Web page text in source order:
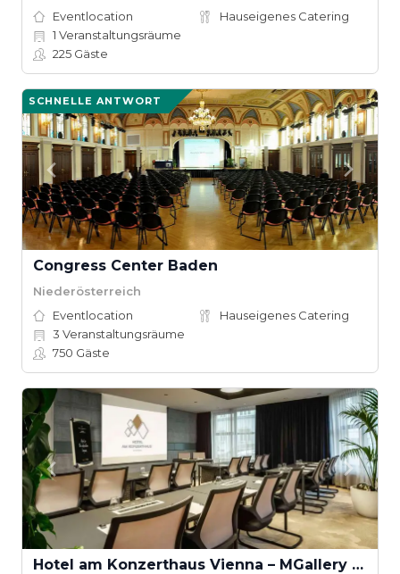
Eventlocation
Hauseigenes Catering
1 Veranstaltungsräume
225 Gäste
SCHNELLE ANTWORT
Congress Center Baden
Niederösterreich
Eventlocation
Hauseigenes Catering
3 Veranstaltungsräume
750 Gäste
Hotel am Konzerthaus Vienna – MGallery Collection